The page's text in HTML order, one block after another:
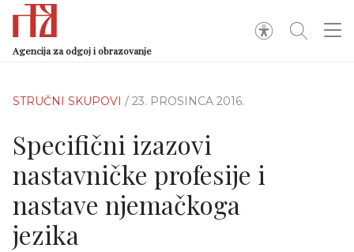
Agencija za odgoj i obrazovanje
STRUČNI SKUPOVI / 23. PROSINCA 2016.
Specifični izazovi
nastavničke profesije i
nastave njemačkoga
jezika